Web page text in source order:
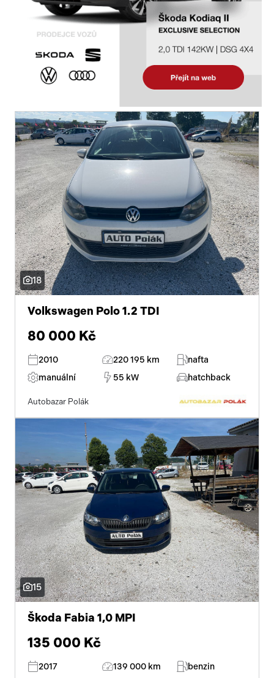
18
Volkswagen Polo 1.2 TDI
80 000 Kč
2010 220 195 km
nafta
manuální
55 kW hatchback
Autobazar Polák
15
Škoda Fabia 1,0 MPI
135 000 Kč
2017 139 000 km
benzin